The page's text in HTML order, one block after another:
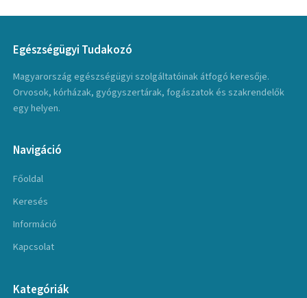
Egészségügyi Tudakozó
Magyarország egészségügyi szolgáltatóinak átfogó keresője.
Orvosok, kórházak, gyógyszertárak, fogászatok és szakrendelők
egy helyen.
Navigáció
Főoldal
Keresés
Információ
Kapcsolat
Kategóriák